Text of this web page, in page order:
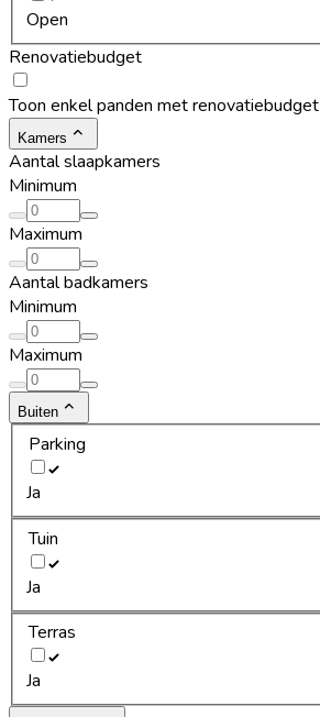
Open
Renovatiebudget
Toon enkel panden met renovatiebudget
Kamers
Aantal slaapkamers
Minimum
Maximum
Aantal badkamers
Minimum
Maximum
Buiten
Parking
Ja
Tuin
Ja
Terras
Ja